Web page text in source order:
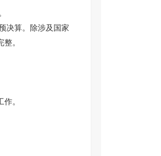
决算。除涉及国家
。
。